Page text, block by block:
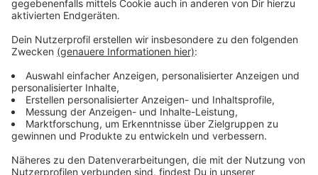
Lifestyle oder unsere neuesten Aktionen - wir
informieren dich.
Zum Newsletter anmelden
Du möchtest uns etwas sagen?